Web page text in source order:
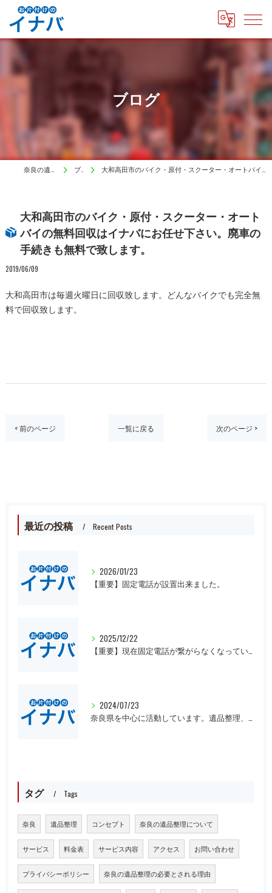
ブログ
ブログ 大和高田市のバイク・原付・スクーター・オートバイの無料回収はイナバにお任せ下さい。廃車の手続きも無料で致します。
大和高田市のバイク・原付・スクーター・オート
バイの無料回収はイナバにお任せ下さい。廃車の
手続きも無料で致します。
2019/06/09
大和高田市は毎週火曜日に回収致します。どんなバイクでも完全無
料で回収致します。
< 前のページ 一覧に戻る 次のページ >
最近の投稿 Recent Posts
2026/01/23
【重要】固定電話が設置出来ました。
2025/12/22
【重要】現在固定電話が繋がらなくなっています。
2024/07/23
奈良県を中心に活動しています。遺品整理、一軒丸ごとの片付け、オフィスや倉庫の処分等、大量にある場合は近県でも回収にお伺いいたします。先ずは無料見積もりをお願いします。
タグ Tags
奈良 遺品整理 コンセプト 奈良の遺品整理について
サービス 料金表 サービス内容 アクセス お問い合わせ
プライバシーポリシー 奈良の遺品整理の必要とされる理由